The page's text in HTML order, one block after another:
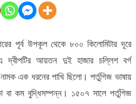
উন্নয়নের
চাবিকাঠি
পূর্ব উপকূল থেকে ৮০০ কিলোমিটার দূরে
দ্বীপটির আয়তন দুই হাজার চল্লিশ বর্গ
এক ধরনের পাখি ছিলো। পর্তুগিজ ভাষায়
বা কম বুদ্ধিসম্পন্ন। ১৫০৭ সালে পর্তুগিজ